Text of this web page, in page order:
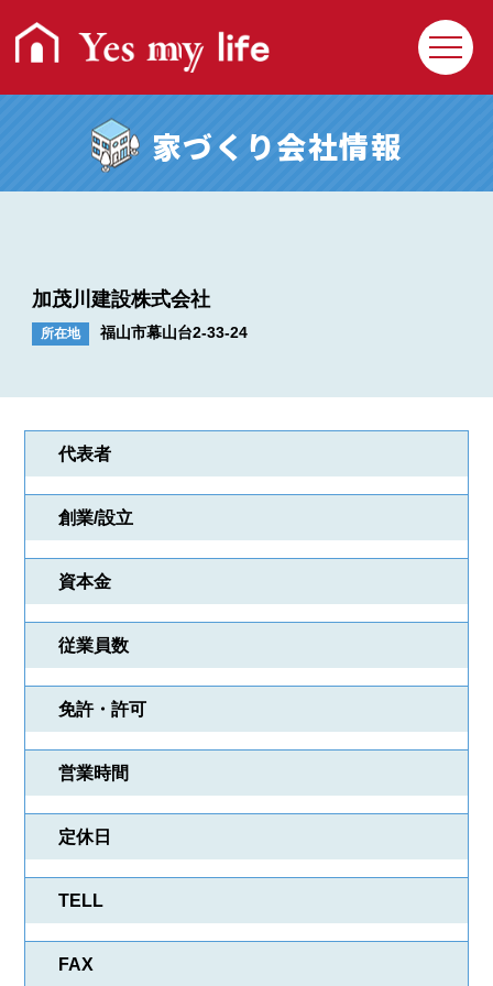
物件検索 会社検索
業種一覧 プレゼント紹介
会員登録 ログイン
家づくり会社情報
加茂川建設株式会社
所在地 福山市幕山台2-33-24
代表者
創業/設立
資本金
従業員数
免許・許可
営業時間
定休日
TELL
FAX